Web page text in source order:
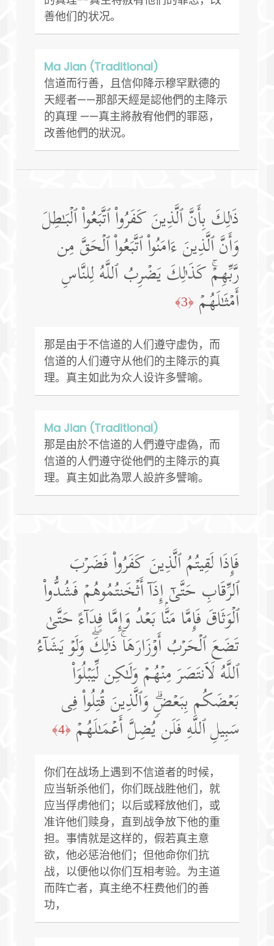
善他们的状况。
Ma Jian (Traditional)
信道而行善，且信仰降示穆罕默德的
天經者——那部天經是認他們的主降示
的真理 ——真主將赦宥他們的罪惡，
改善他們的狀況。
ذَ ٰ⁠لِكَ بِأَنَّ ٱلَّذِینَ كَفَرُوا۟ ٱتَّبَعُوا۟ ٱلۡبَـٰطِلَ
وَأَنَّ ٱلَّذِینَ ءَامَنُوا۟ ٱتَّبَعُوا۟ ٱلۡحَقَّ مِن
رَّبِّهِمۡۚ كَذَ ٰ⁠لِكَ یَضۡرِبُ ٱللَّهُ لِلنَّاسِ
أَمۡثَـٰلَهُمۡ ﴿3﴾
那是由于不信道的人们遵守虚伪，而
信道的人们遵守从他们的主降示的真
理。真主如此为众人设许多譬喻。
Ma Jian (Traditional)
那是由於不信道的人們遵守虛偽，而
信道的人們遵守從他們的主降示的真
理。真主如此為眾人設許多譬喻。
فَإِذَا لَقِیتُمُ ٱلَّذِینَ كَفَرُوا۟ فَضَرۡبَ
ٱلرِّقَابِ حَتَّىٰۤ إِذَاۤ أَثۡخَنتُمُوهُمۡ فَشُدُّوا۟
ٱلۡوَثَاقَ فَإِمَّا مَنَّۢا بَعۡدُ وَإِمَّا فِدَاۤءً حَتَّىٰ
تَضَعَ ٱلۡحَرۡبُ أَوۡزَارَهَاۚ ذَ ٰ⁠لِكَۖ وَلَوۡ یَشَاۤءُ
ٱللَّهُ لَٱنتَصَرَ مِنۡهُمۡ وَلَـٰكِن لِّیَبۡلُوَا۟
بَعۡضَكُم بِبَعۡضࣲۗ وَٱلَّذِینَ قُتِلُوا۟ فِی
سَبِیلِ ٱللَّهِ فَلَن یُضِلَّ أَعۡمَـٰلَهُمۡ ﴿4﴾
你们在战场上遇到不信道者的时候，
应当斩杀他们，你们既战胜他们，就
应当俘虏他们；以后或释放他们，或
准许他们赎身，直到战争放下他的重
担。事情就是这样的，假若真主意
欲，他必惩治他们；但他命你们抗
战，以便他以你们互相考验。为主道
而阵亡者，真主绝不枉费他们的善
功，